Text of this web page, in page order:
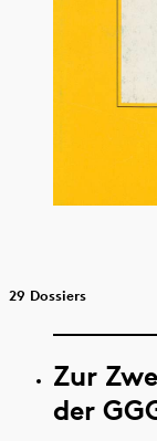
29 Dossiers
Zur
der